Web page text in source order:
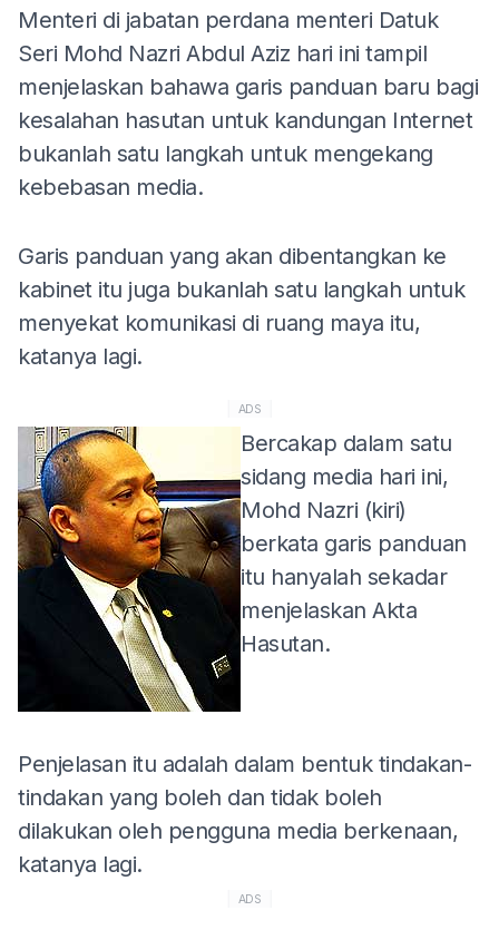
Menteri di jabatan perdana menteri Datuk
Seri Mohd Nazri Abdul Aziz hari ini tampil
menjelaskan bahawa garis panduan baru bagi
kesalahan hasutan untuk kandungan Internet
bukanlah satu langkah untuk mengekang
kebebasan media.
Garis panduan yang akan dibentangkan ke
kabinet itu juga bukanlah satu langkah untuk
menyekat komunikasi di ruang maya itu,
katanya lagi.
ADS
Bercakap dalam satu
sidang media hari ini,
Mohd Nazri (kiri)
berkata garis panduan
itu hanyalah sekadar
menjelaskan Akta
Hasutan.
Penjelasan itu adalah dalam bentuk tindakan-
tindakan yang boleh dan tidak boleh
dilakukan oleh pengguna media berkenaan,
katanya lagi.
ADS